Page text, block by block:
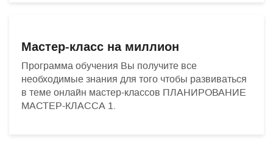
Мастер-класс на миллион
Программа обучения Вы получите все
необходимые знания для того чтобы развиваться
в теме онлайн мастер-классов ПЛАНИРОВАНИЕ
МАСТЕР-КЛАССА 1.